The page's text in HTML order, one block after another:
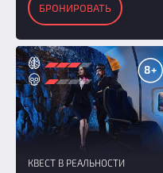
БРОНИРОВАТЬ
8+
КВЕСТ В РЕАЛЬНОСТИ